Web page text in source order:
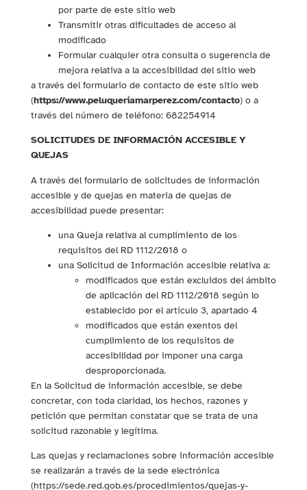
por parte de este sitio web
Transmitir otras dificultades de acceso al
modificado
Formular cualquier otra consulta o sugerencia de
mejora relativa a la accesibilidad del sitio web
a través del formulario de contacto de este sitio web
(https://www.peluqueriamarperez.com/contacto) o a
través del número de teléfono: 682254914
SOLICITUDES DE INFORMACIÓN ACCESIBLE Y
QUEJAS
A través del formulario de solicitudes de información
accesible y de quejas en materia de quejas de
accesibilidad puede presentar:
una Queja relativa al cumplimiento de los
requisitos del RD 1112/2018 o
una Solicitud de Información accesible relativa a:
modificados que están excluidos del ámbito
de aplicación del RD 1112/2018 según lo
establecido por el artículo 3, apartado 4
modificados que están exentos del
cumplimiento de los requisitos de
accesibilidad por imponer una carga
desproporcionada.
En la Solicitud de información accesible, se debe
concretar, con toda claridad, los hechos, razones y
petición que permitan constatar que se trata de una
solicitud razonable y legítima.
Las quejas y reclamaciones sobre información accesible
se realizarán a través de la sede electrónica
(https://sede.red.gob.es/procedimientos/quejas-y-